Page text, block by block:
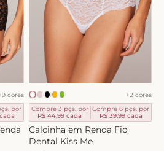
9 cores
por
+2 cores
Compre 3 pçs. por
R$ 44,99 cada
Compre 6 pçs. por
R$ 39,99cada
Calcinha em Renda Fio
Dental Kiss Me